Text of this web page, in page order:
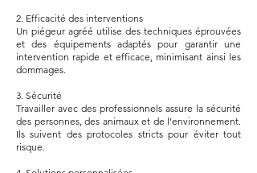
2. Efficacité des interventions
Un piégeur agréé utilise des techniques éprouvées
et des équipements adaptés pour garantir une
intervention rapide et efficace, minimisant ainsi les
dommages.
3. Sécurité
Travailler avec des professionnels assure la sécurité
des personnes, des animaux et de l’environnement.
Ils suivent des protocoles stricts pour éviter tout
risque.